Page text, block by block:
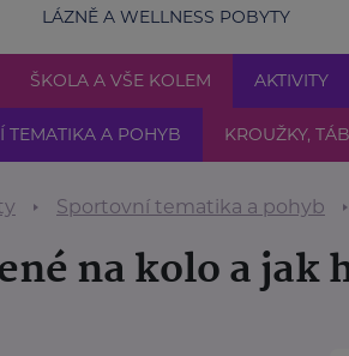
LÁZNĚ A WELLNESS POBYTY
ŠKOLA A VŠE KOLEM AKTIVITY
TEMATIKA A POHYB KROUŽKY,
Sportovní tematika a pohyb
na kolo a jak